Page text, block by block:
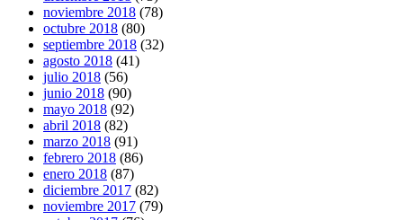
noviembre 2018 (78)
octubre 2018 (80)
septiembre 2018 (32)
agosto 2018 (41)
julio 2018 (56)
junio 2018 (90)
mayo 2018 (92)
abril 2018 (82)
marzo 2018 (91)
febrero 2018 (86)
enero 2018 (87)
diciembre 2017 (82)
noviembre 2017 (79)